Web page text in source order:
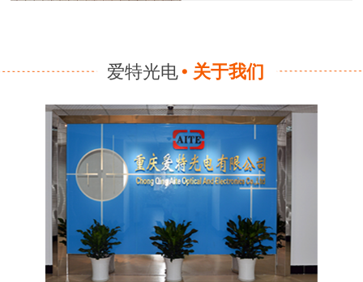
爱特光电关于我们